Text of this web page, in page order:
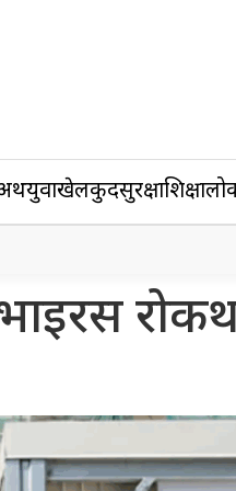
युवाखेलकुदसुरक्षाशिक्षा